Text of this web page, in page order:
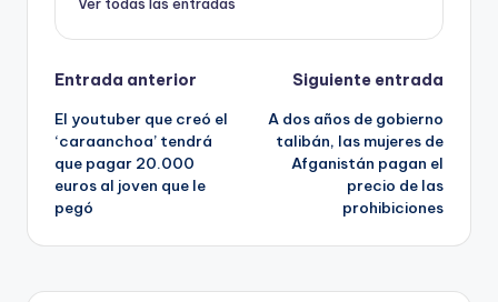
Navegación
de
entradas
Entrada anterior
El youtuber que creó el
‘caraanchoa’ tendrá
que pagar 20.000
euros al joven que le
pegó
Siguiente entrada
A dos años de gobierno
talibán, las mujeres de
Afganistán pagan el
precio de las
prohibiciones